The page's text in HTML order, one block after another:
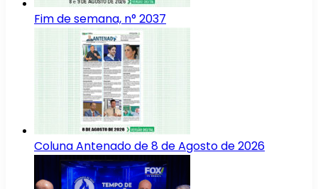
Fim de semana, n° 2037
Coluna Antenado de 8 de Agosto de 2026